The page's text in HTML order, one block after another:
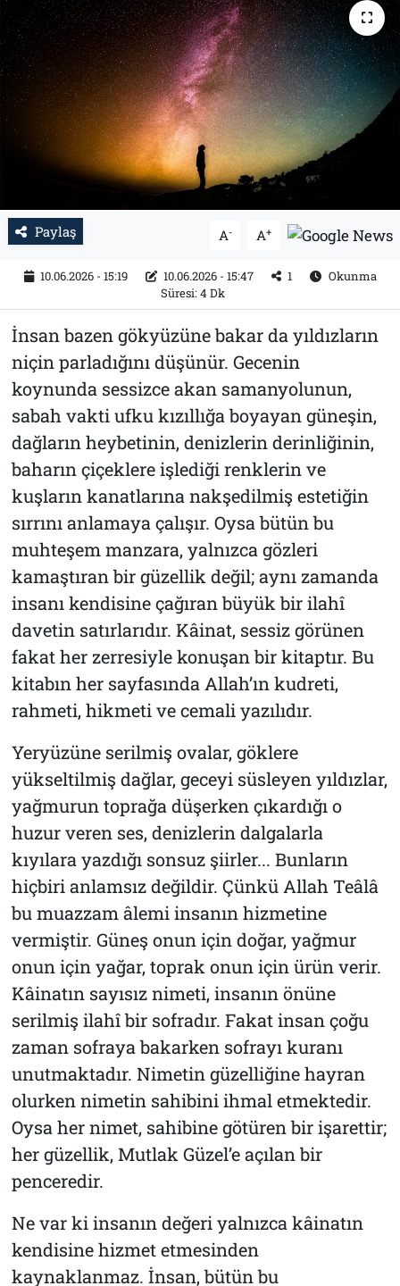
Paylaş A- A+
10.06.2026 - 15:19 10.06.2026 - 15:47 1
Okunma
Süresi: 4 Dk
İnsan bazen gökyüzüne bakar da yıldızların
niçin parladığını düşünür. Gecenin
koynunda sessizce akan samanyolunun,
sabah vakti ufku kızıllığa boyayan güneşin,
dağların heybetinin, denizlerin derinliğinin,
baharın çiçeklere işlediği renklerin ve
kuşların kanatlarına nakşedilmiş estetiğin
sırrını anlamaya çalışır. Oysa bütün bu
muhteşem manzara, yalnızca gözleri
kamaştıran bir güzellik değil; aynı zamanda
insanı kendisine çağıran büyük bir ilahî
davetin satırlarıdır. Kâinat, sessiz görünen
fakat her zerresiyle konuşan bir kitaptır. Bu
kitabın her sayfasında Allah’ın kudreti,
rahmeti, hikmeti ve cemali yazılıdır.
Yeryüzüne serilmiş ovalar, göklere
yükseltilmiş dağlar, geceyi süsleyen yıldızlar,
yağmurun toprağa düşerken çıkardığı o
huzur veren ses, denizlerin dalgalarla
kıyılara yazdığı sonsuz şiirler... Bunların
hiçbiri anlamsız değildir. Çünkü Allah Teâlâ
bu muazzam âlemi insanın hizmetine
vermiştir. Güneş onun için doğar, yağmur
onun için yağar, toprak onun için ürün verir.
Kâinatın sayısız nimeti, insanın önüne
serilmiş ilahî bir sofradır. Fakat insan çoğu
zaman sofraya bakarken sofrayı kuranı
unutmaktadır. Nimetin güzelliğine hayran
olurken nimetin sahibini ihmal etmektedir.
Oysa her nimet, sahibine götüren bir işarettir;
her güzellik, Mutlak Güzel’e açılan bir
penceredir.
Ne var ki insanın değeri yalnızca kâinatın
kendisine hizmet etmesinden
kaynaklanmaz. İnsan, bütün bu
Tarih
İletişim
Künye